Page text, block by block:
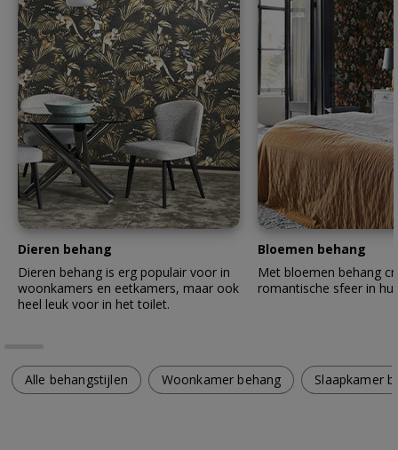
Dieren behang
Dieren behang is erg populair voor in
woonkamers en eetkamers, maar ook
heel leuk voor in het toilet.
Bloemen behang
Met bloemen behang
romantische sfeer in
Alle behangstijlen Woonkamer behang Slaapkamer